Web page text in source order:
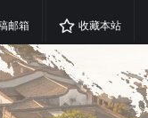
邮箱 收藏本站